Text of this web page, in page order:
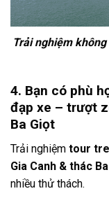
Trải nghiệm
4. Bạn có phù
đạp xe – trượt
Ba Giọt
Trải nghiệm tour
Gia Canh & thác
nhiều thử thách.